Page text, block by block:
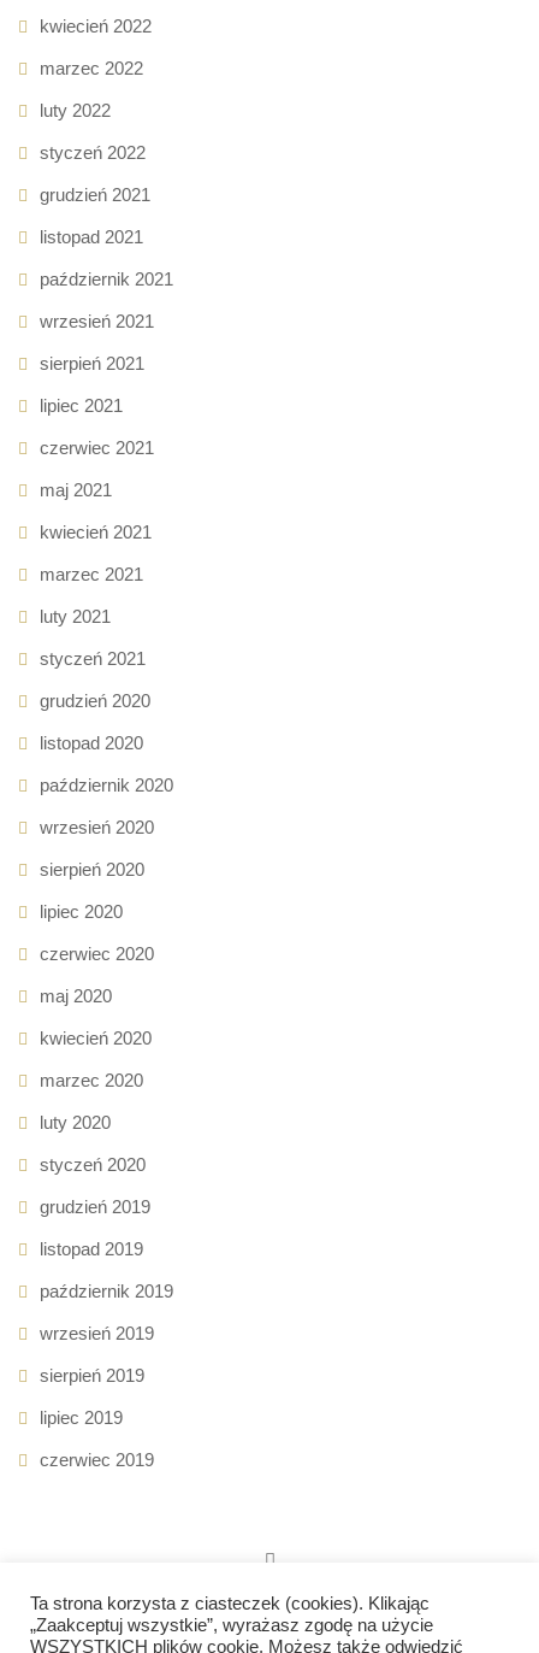
kwiecień 2022
marzec 2022
luty 2022
styczeń 2022
grudzień 2021
listopad 2021
październik 2021
wrzesień 2021
sierpień 2021
lipiec 2021
czerwiec 2021
maj 2021
kwiecień 2021
marzec 2021
luty 2021
styczeń 2021
grudzień 2020
listopad 2020
październik 2020
wrzesień 2020
sierpień 2020
lipiec 2020
czerwiec 2020
maj 2020
kwiecień 2020
marzec 2020
luty 2020
styczeń 2020
grudzień 2019
listopad 2019
październik 2019
wrzesień 2019
sierpień 2019
lipiec 2019
czerwiec 2019
Ta strona korzysta z ciasteczek (cookies). Klikając
„Zaakceptuj wszystkie”, wyrażasz zgodę na użycie
WSZYSTKICH plików cookie. Możesz także odwiedzić